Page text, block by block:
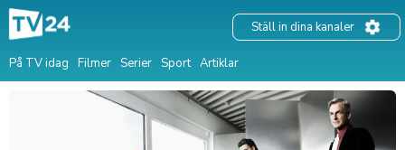
På TV idag Filmer Serier Sport Artiklar
Ställ in dina kanaler